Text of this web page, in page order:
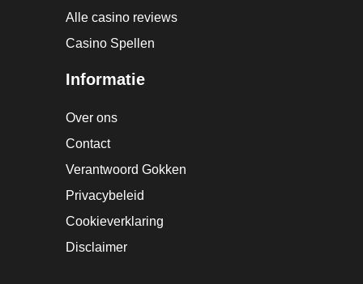
Alle casino reviews
Casino Spellen
Informatie
Over ons
Contact
Verantwoord Gokken
Privacybeleid
Cookieverklaring
Disclaimer